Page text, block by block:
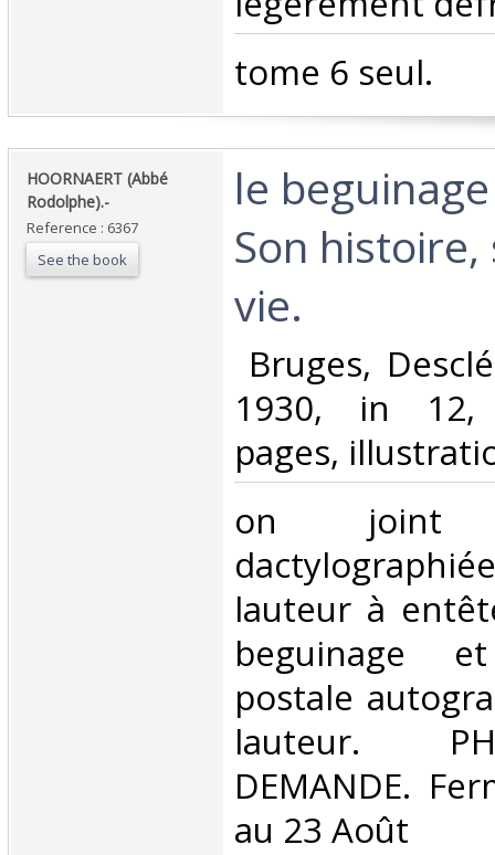
‎tome 6 seul.‎
‎HOORNAERT (Abbé
Rodolphe).-‎
Reference : 6367
See the book
‎le
Son histoire,
vie.‎
Bruges,
1930, in 12,
pages,
‎on joint
lauteur à
beguinage
postale
lauteur.
DEMANDE.
au 23 Août‎